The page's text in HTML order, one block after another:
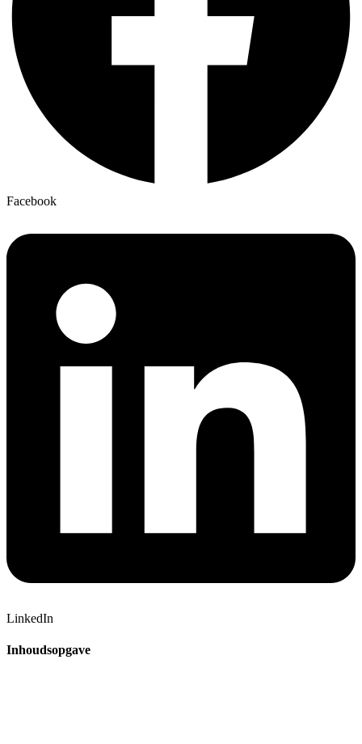
Facebook
LinkedIn
Inhoudsopgave